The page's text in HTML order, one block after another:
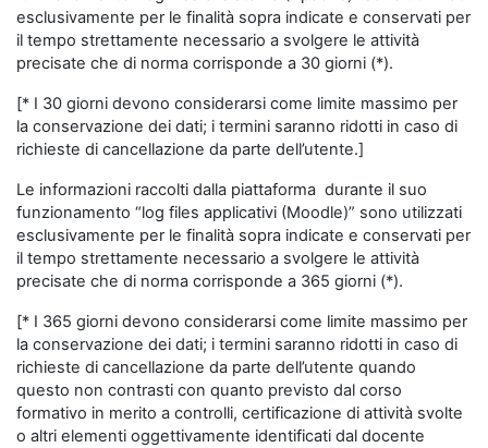
esclusivamente per le finalità sopra indicate e conservati per
il tempo strettamente necessario a svolgere le attività
precisate che di norma corrisponde a 30 giorni (*).
[* I 30 giorni devono considerarsi come limite massimo per
la conservazione dei dati; i termini saranno ridotti in caso di
richieste di cancellazione da parte dell’utente.]
Le informazioni raccolti dalla piattaforma durante il suo
funzionamento “log files applicativi (Moodle)” sono utilizzati
esclusivamente per le finalità sopra indicate e conservati per
il tempo strettamente necessario a svolgere le attività
precisate che di norma corrisponde a 365 giorni (*).
[* I 365 giorni devono considerarsi come limite massimo per
la conservazione dei dati; i termini saranno ridotti in caso di
richieste di cancellazione da parte dell’utente quando
questo non contrasti con quanto previsto dal corso
formativo in merito a controlli, certificazione di attività svolte
o altri elementi oggettivamente identificati dal docente